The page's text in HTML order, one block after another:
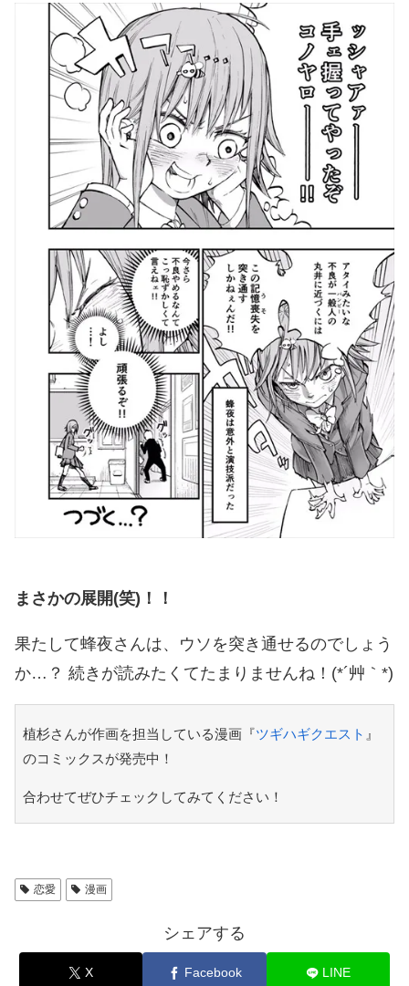
まさかの展開(笑)！！
果たして蜂夜さんは、ウソを突き通せるのでしょう
か…？ 続きが読みたくてたまりませんね！(*´艸｀*)
植杉さんが作画を担当している漫画『ツギハギクエスト 』
のコミックスが発売中！
合わせてぜひチェックしてみてください！
恋愛 漫画
シェアする
X Facebook LINE